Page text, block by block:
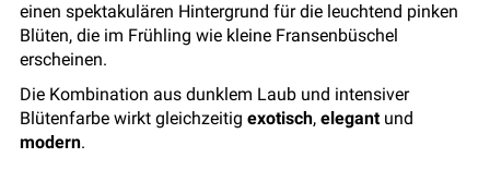
einen spektakulären Hintergrund für die leuchtend pinken
Blüten, die im Frühling wie kleine Fransenbüschel
erscheinen.
Die Kombination aus dunklem Laub und intensiver
Blütenfarbe wirkt gleichzeitig exotisch, elegantund
modern.